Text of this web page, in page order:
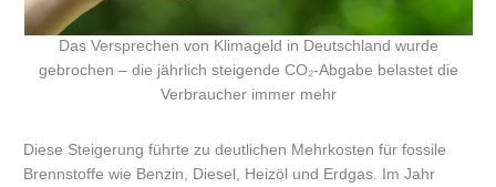
Das Versprechen von Klimageld in Deutschland wurde
gebrochen – die jährlich steigende CO₂-Abgabe belastet die
Verbraucher immer mehr
Diese Steigerung führte zu deutlichen Mehrkosten für fossile
Brennstoffe wie Benzin, Diesel, Heizöl und Erdgas. Im Jahr